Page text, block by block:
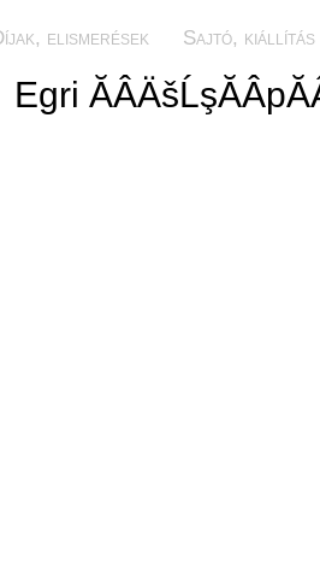
elismerések Sajtó, kiállítás
Egri